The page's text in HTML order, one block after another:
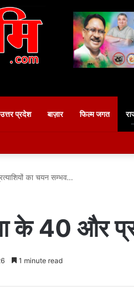
उत्तर प्रदेश बाज़ार फिल्म जगत
का चयन सम्भव…
के 40 और
1 minute read